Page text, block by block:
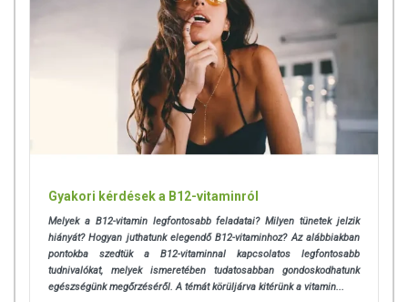
használatát beszélje meg kezelőorvosával. Az ajánlott napi
fogyasztási mennyiséget ne lépje túl! Ne szedje a készítményt, ha az
összetevők bármelyikére érzékeny vagy allergiás! Kisgyermektől
Gyakori kérdések a B12-vitaminról
Melyek a B12-vitamin legfontosabb feladatai? Milyen tünetek jelzik
hiányát? Hogyan juthatunk elegendő B12-vitaminhoz? Az alábbiakban
pontokba szedtük a B12-vitaminnal kapcsolatos legfontosabb
tudnivalókat, melyek ismeretében tudatosabban gondoskodhatunk
egészségünk megőrzéséről. A témát körüljárva kitérünk a vitamin...